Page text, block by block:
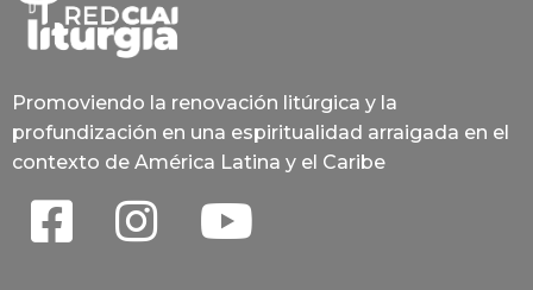
Promoviendo la renovación litúrgica y la
profundización en una espiritualidad arraigada en el
contexto de América Latina y el Caribe